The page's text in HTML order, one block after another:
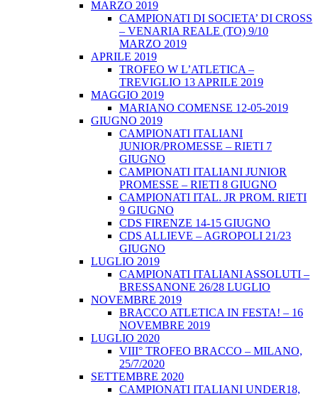
MARZO 2019
CAMPIONATI DI SOCIETA’ DI CROSS
– VENARIA REALE (TO) 9/10
MARZO 2019
APRILE 2019
TROFEO W L’ATLETICA –
TREVIGLIO 13 APRILE 2019
MAGGIO 2019
MARIANO COMENSE 12-05-2019
GIUGNO 2019
CAMPIONATI ITALIANI
JUNIOR/PROMESSE – RIETI 7
GIUGNO
CAMPIONATI ITALIANI JUNIOR
PROMESSE – RIETI 8 GIUGNO
CAMPIONATI ITAL. JR PROM. RIETI
9 GIUGNO
CDS FIRENZE 14-15 GIUGNO
CDS ALLIEVE – AGROPOLI 21/23
GIUGNO
LUGLIO 2019
CAMPIONATI ITALIANI ASSOLUTI –
BRESSANONE 26/28 LUGLIO
NOVEMBRE 2019
BRACCO ATLETICA IN FESTA! – 16
NOVEMBRE 2019
LUGLIO 2020
VIII° TROFEO BRACCO – MILANO,
25/7/2020
SETTEMBRE 2020
CAMPIONATI ITALIANI UNDER18,